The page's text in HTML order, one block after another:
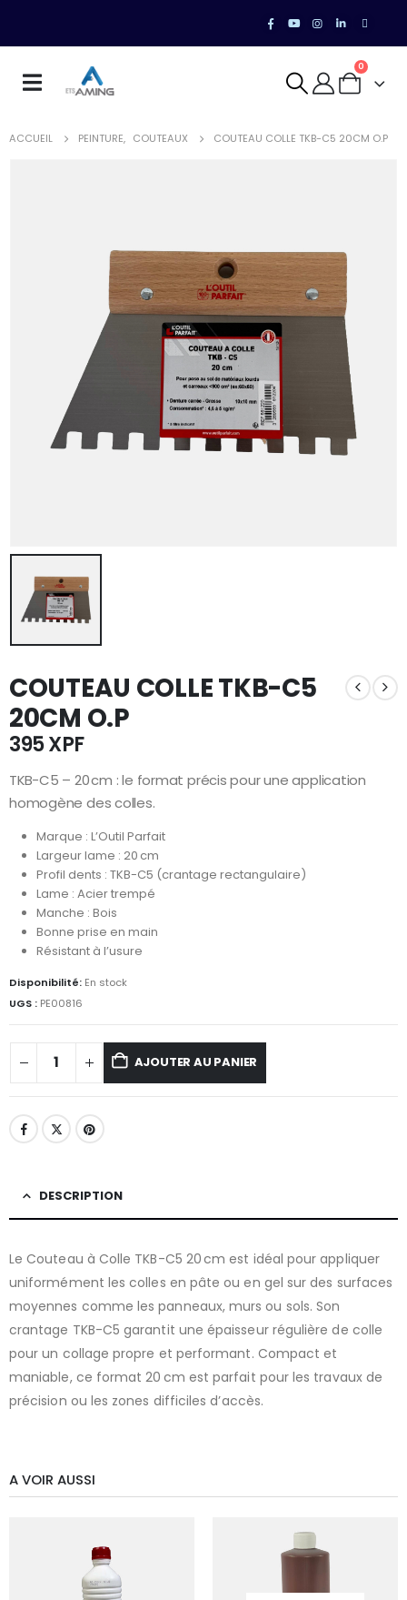
0
ACCUEIL PEINTURE, COUTEAUX COUTEAU COLLE TKB-C5 20CM O.P
COUTEAU COLLE TKB-C5
20CM O.P
395XPF
TKB-C5 – 20 cm : le format précis pour une application
homogène des colles.
Marque : L’Outil Parfait
Largeur lame : 20 cm
Profil dents : TKB-C5 (crantage rectangulaire)
Lame : Acier trempé
Manche : Bois
Bonne prise en main
Résistant à l’usure
Disponibilité: En stock
UGS : PE00816
AJOUTER AU PANIER
DESCRIPTION
Le Couteau à Colle TKB-C5 20 cm est idéal pour appliquer
uniformément les colles en pâte ou en gel sur des surfaces
moyennes comme les panneaux, murs ou sols. Son
crantage TKB-C5 garantit une épaisseur régulière de colle
pour un collage propre et performant. Compact et
maniable, ce format 20 cm est parfait pour les travaux de
précision ou les zones difficiles d’accès.
A VOIR AUSSI